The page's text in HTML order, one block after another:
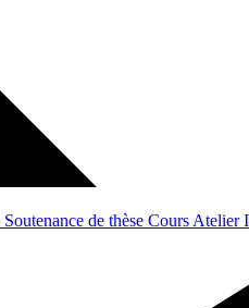
Soutenance de thèse Cours Atelier